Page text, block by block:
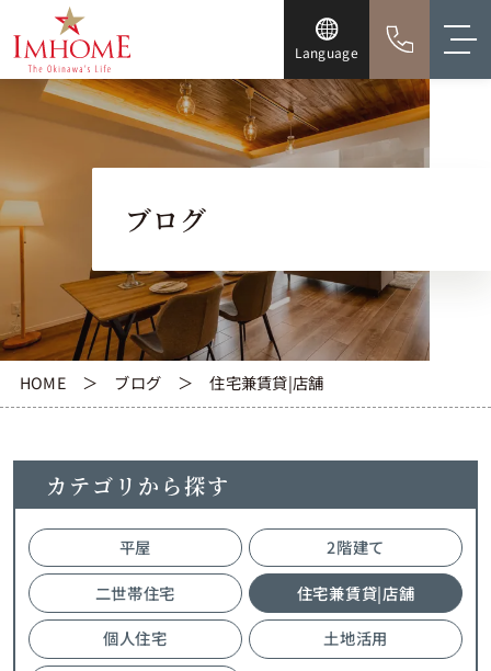
Language
ブログ
HOME ブログ 住宅兼賃貸|店舗
カテゴリから探す
平屋
2階建て
二世帯住宅
住宅兼賃貸|店舗
個人住宅
土地活用